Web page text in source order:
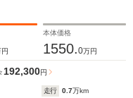
円
本体価格
1550.0万円
192,300円
走行 0.7万km